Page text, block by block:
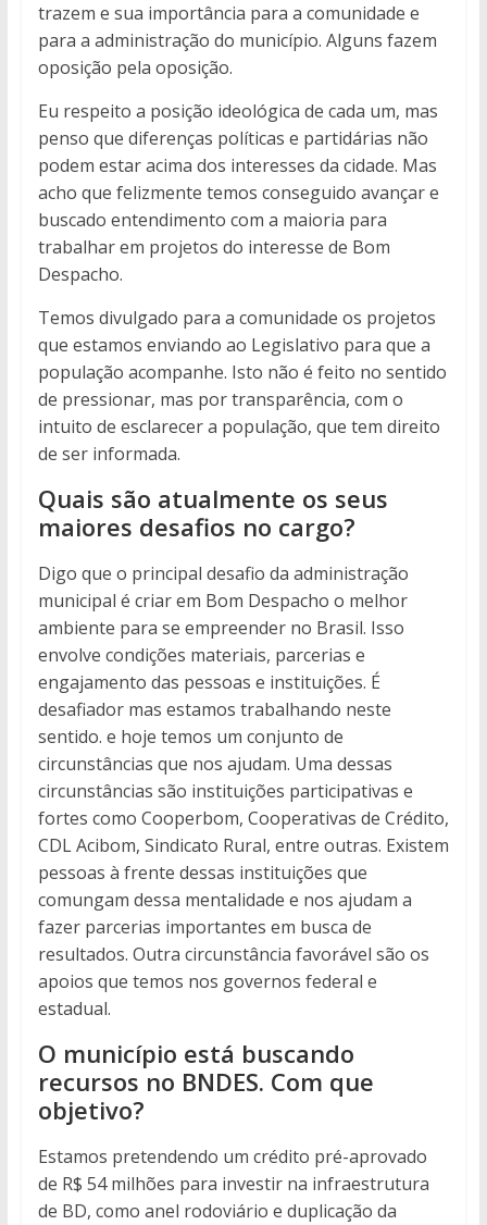
trazem e sua importância para a comunidade e
para a administração do município. Alguns fazem
oposição pela oposição.
Eu respeito a posição ideológica de cada um, mas
penso que diferenças políticas e partidárias não
podem estar acima dos interesses da cidade. Mas
acho que felizmente temos conseguido avançar e
buscado entendimento com a maioria para
trabalhar em projetos do interesse de Bom
Despacho.
Temos divulgado para a comunidade os projetos
que estamos enviando ao Legislativo para que a
população acompanhe. Isto não é feito no sentido
de pressionar, mas por transparência, com o
intuito de esclarecer a população, que tem direito
de ser informada.
Quais são atualmente os seus
maiores desafios no cargo?
Digo que o principal desafio da administração
municipal é criar em Bom Despacho o melhor
ambiente para se empreender no Brasil. Isso
envolve condições materiais, parcerias e
engajamento das pessoas e instituições. É
desafiador mas estamos trabalhando neste
sentido. e hoje temos um conjunto de
circunstâncias que nos ajudam. Uma dessas
circunstâncias são instituições participativas e
fortes como Cooperbom, Cooperativas de Crédito,
CDL Acibom, Sindicato Rural, entre outras. Existem
pessoas à frente dessas instituições que
comungam dessa mentalidade e nos ajudam a
fazer parcerias importantes em busca de
resultados. Outra circunstância favorável são os
apoios que temos nos governos federal e
estadual.
O município está buscando
recursos no BNDES. Com que
objetivo?
Estamos pretendendo um crédito pré-aprovado
de R$ 54 milhões para investir na infraestrutura
de BD, como anel rodoviário e duplicação da